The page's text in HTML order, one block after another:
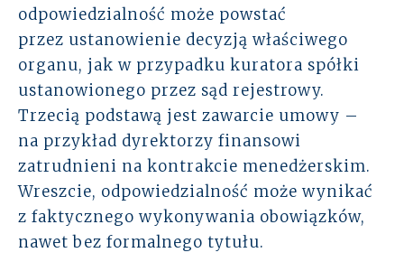
odpowiedzialność może powstać
przez ustanowienie decyzją właściwego
organu, jak w przypadku kuratora spółki
ustanowionego przez sąd rejestrowy.
Trzecią podstawą jest zawarcie umowy –
na przykład dyrektorzy finansowi
zatrudnieni na kontrakcie menedżerskim.
Wreszcie, odpowiedzialność może wynikać
z faktycznego wykonywania obowiązków,
nawet bez formalnego tytułu.